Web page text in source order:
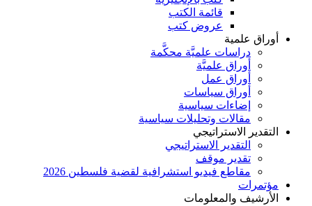
قائمة الكتب
عروض كتب
أوراق علمية
دراسات علميَّة محكَّمة
أوراق علميَّة
أوراق عمل
أوراق سياسات
إضاءات سياسية
مقالات وتحليلات سياسية
التقدير الاستراتيجي
التقدير الاستراتيجي
تقدير موقف
مقاطع فيديو استشرافية لقضية فلسطين 2026
مؤتمرات
الأرشيف والمعلومات